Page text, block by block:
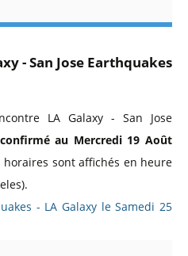
- San Jose Earthquakes
LA Galaxy - San Jose
confirmé au Mercredi 19 Août
horaires sont affichés en heure
- LA Galaxy le Samedi 25